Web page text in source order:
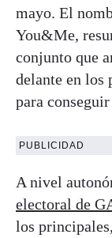
mayo. El
You&Me,
conjunto que
delante en los
para
PUBLICIDAD
A nivel
electoral de
los